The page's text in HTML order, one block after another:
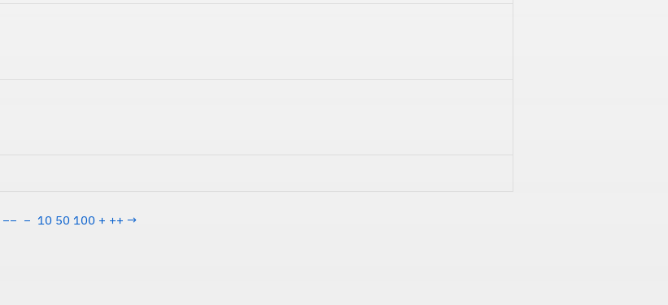
−− − 10 50 100 + ++ →